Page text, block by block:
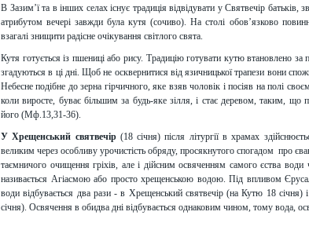
В Зазим’ї та в інших селах існує традиція відвідувати у Святвечір
атрибутом вечері завжди була кутя (сочиво). На столі обов’язково
взагалі знищити радісне очікування світлого свята.
Кутя готується із пшениці або рису. Традицію готувати кутю втановлено за
згадуються в ці дні. Щоб не осквернитися від язичницької трапези вони
Небесне подібне до зерна гірчичного, яке взяв чоловік і посіяв на полі
коли виросте, буває більшим за будь-яке зілля, і стає деревом, таким, що
його (Мф.13,31-36).
У Хрещенський святвечір(18 січня) після літургії в храмах
великим через особливу урочистість обряду, просякнутого спогадом про
таємничого очищення гріхів, але і дійсним освяченням самого єства
називається Агіасмою або просто хрещенською водою. Під впливом
води відбувається два рази - в Хрещенський святвечір (на Кутю 18 січня)
січня). Освячення в обидва дні відбувається одна­ковим чином, тому вода,